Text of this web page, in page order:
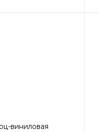
виниловая